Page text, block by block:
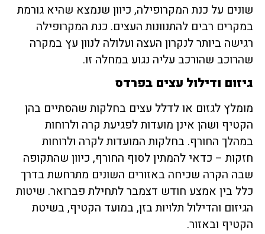
שונים על כנת המקרופילה, כיוון שנמצא שהיא גורמת
במקרים רבים להתנוונות העצים. כנת המקרופילה
רגישה ביותר לנקרון העצה ועלולה לנוון עץ במקרה
שהרוכב שהורכב עליה נגוע במחלה זו.
גיזום ודילול עצים בפרדס
מומלץ לגזום או לדלל עצים בחלקות שהסתיים בהן
הקטיף ושהן אינן מועדות לפגיעת קרה ולרוחות
במהלך החורף. בחלקות המועדות לקרה ולרוחות
חזקות – כדאי להמתין לסוף החורף, כיוון שהתקופה
שבה הקרה שכיחה באזורים השונים מתרחשת בדרך
כלל בין אמצע חודש דצמבר לתחילת פברואר. שיטות
הגיזום והדילול תלויות בזן, במועד הקטיף, בשיטת
הקטיף ובאזור.